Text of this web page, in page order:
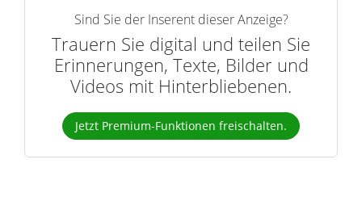
Sind Sie der Inserent dieser Anzeige?
Trauern Sie digital und teilen Sie
Erinnerungen, Texte, Bilder und
Videos mit Hinterbliebenen.
Jetzt Premium-Funktionen freischalten.